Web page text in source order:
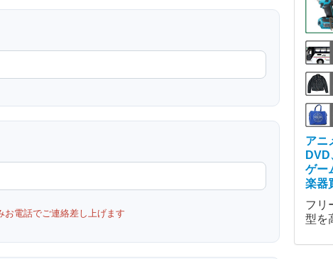
電話でご連絡差し上げます
アニ
ゲー
楽器
フリ
型を